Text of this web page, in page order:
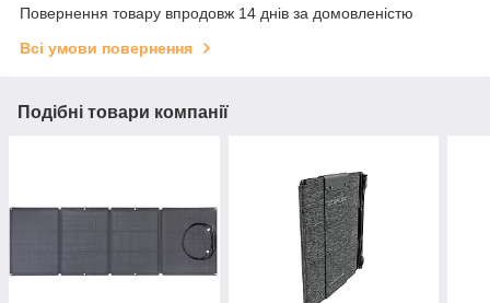
Повернення товару впродовж 14 днів за домовленістю
Всі умови повернення
Подібні товари компанії